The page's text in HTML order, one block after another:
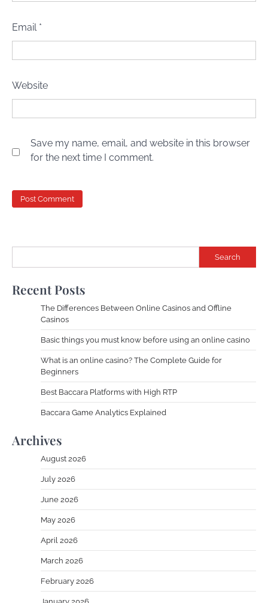
Email *
Website
Save my name, email, and website in this browser
for the next time I comment.
Search
Recent Posts
The Differences Between Online Casinos and Offline
Casinos
Basic things you must know before using an online casino
What is an online casino? The Complete Guide for
Beginners
Best Baccara Platforms with High RTP
Baccara Game Analytics Explained
Archives
August 2026
July 2026
June 2026
May 2026
April 2026
March 2026
February 2026